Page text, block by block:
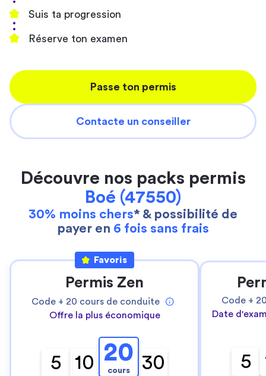
Suis ta progression
Réserve ton examen
Passe ton permis
Contacte un conseiller
Découvre nos packs permis
Boé (47550)
30% moins chers* & possibilité de
payer en 6 fois sans frais
Favoris
Permis Zen
Code + 20 cours de conduite
Offre la plus économique
5 10 20
cours 30
Code +
Date
5